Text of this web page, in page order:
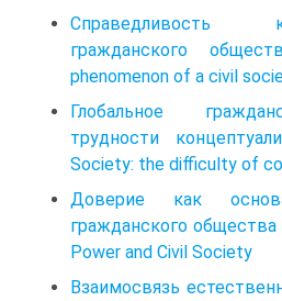
гражданского
phenomenon of a civil
Глобальное
трудности
Society: the difficulty of
Доверие как
гражданского общества
Power and Civil Society
Взаимосвязь